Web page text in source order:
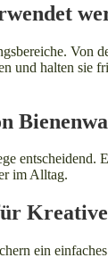
und halten
im Alltag.
Kreative
ein